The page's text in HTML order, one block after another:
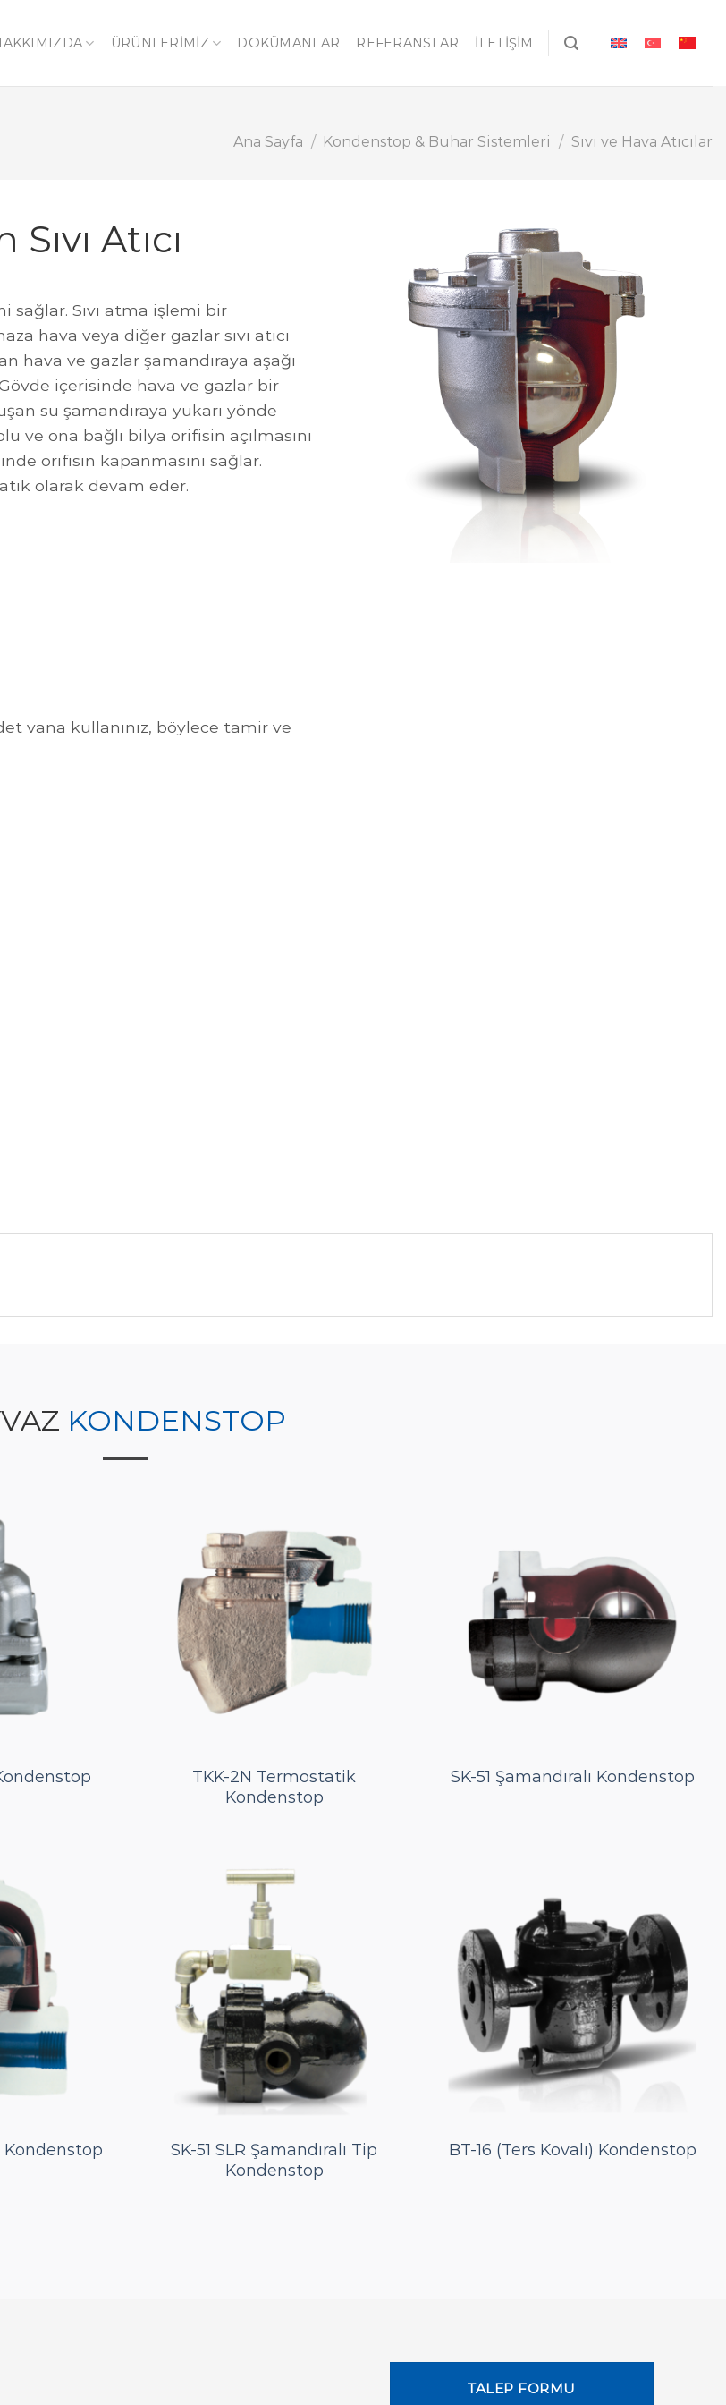
ÜRÜNLERİMİZ DOKÜMANLAR REFERANSLAR İLETIŞIM
Ana Sayfa / Kondenstop & Buhar Sistemleri / Sıvı ve Hava Atıcılar
Atıcı
sağlar. Sıvı atma işlemi bir
hava veya diğer gazlar sıvı atıcı
hava ve gazlar şamandıraya aşağı
içerisinde hava ve gazlar bir
su şamandıraya yukarı yönde
ve ona bağlı bilya orifisin açılmasını
orifisin kapanmasını sağlar.
olarak devam eder.
vana kullanınız, böylece tamir ve
KONDENSTOP
TKK-2N Termostatik
Kondenstop
SK-51 Şamandıralı Kondenstop
Kondenstop
SK-51 SLR Şamandıralı Tip
Kondenstop
BT-16 (Ters Kovalı) Kondenstop
TALEP FORMU